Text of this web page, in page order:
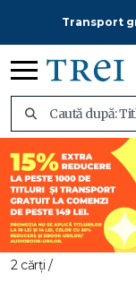
Transport
2 cărți /